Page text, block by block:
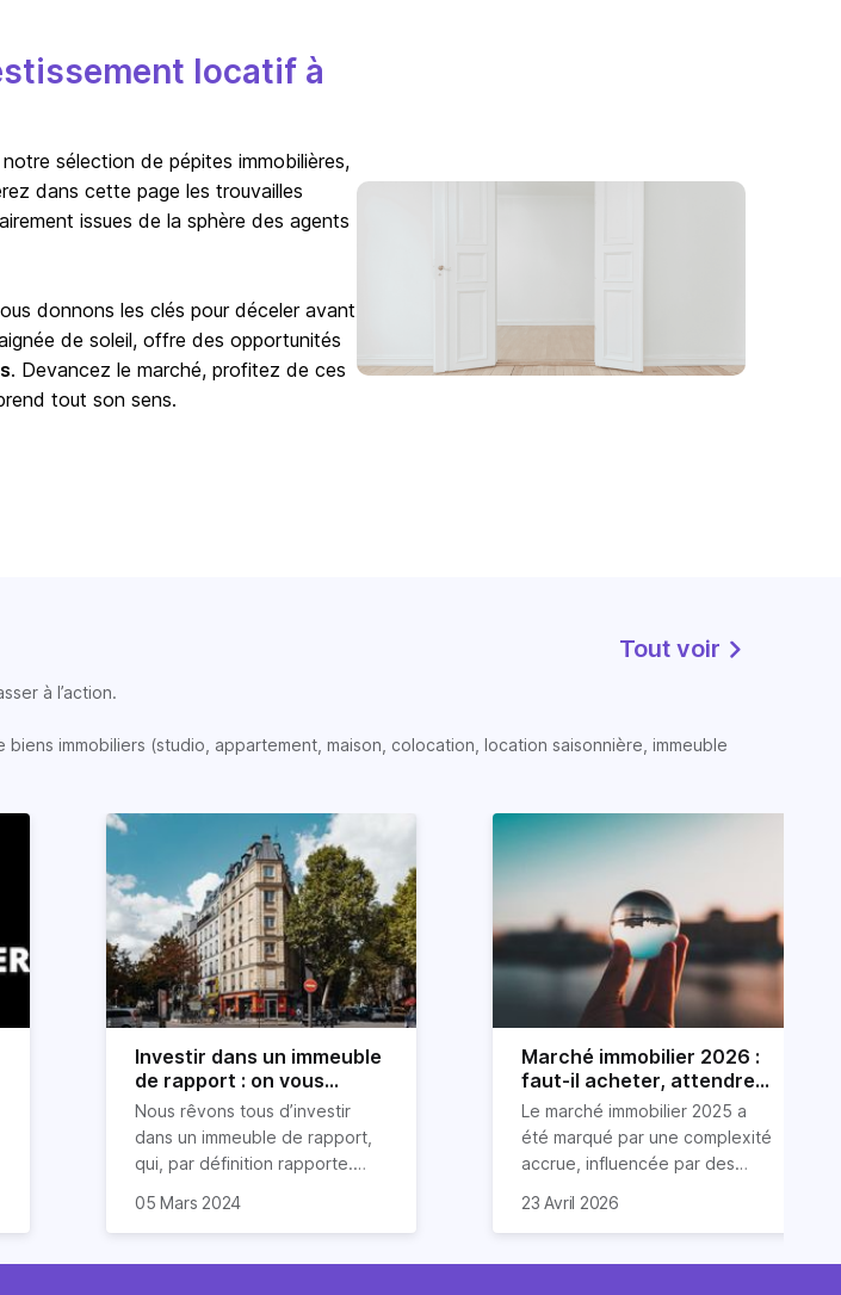
locatif à
sélection de pépites immobilières,
dans cette page les trouvailles
issues de la sphère des agents
donnons les clés pour déceler avant
de soleil, offre des opportunités
. Devancez le marché, profitez de ces
tout son sens.
Tout voir
à l’action.
immobiliers (studio, appartement, maison, colocation, location saisonnière, immeuble
Investir dans un immeuble
de rapport : on vous
explique tout
Nous rêvons tous d’investir
dans un immeuble de rapport,
qui, par définition rapporte.
locatifs, ce type de bien
placement rentable, à condition
05 Mars 2024
Marché immobilier 2026 :
faut-il acheter, attendre
ou vendre ?
Le marché immobilier 2025 a
été marqué par une complexité
accrue, influencée par des
immobilière, une inflation
haussière des taux d'intérêts.
tendances immobilières de
des prévisions pour 2026. Il est
23 Avril 2026